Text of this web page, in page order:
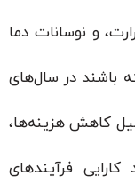
و نوسانات دما
باشند در سال‌های
کاهش هزینه‌ها،
فرآیندهای